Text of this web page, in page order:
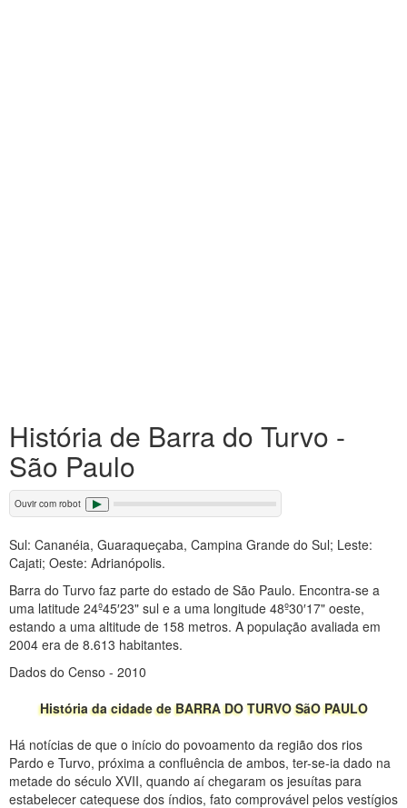
História de Barra do Turvo -
São Paulo
Ouvir com robot
Sul: Cananéia, Guaraqueçaba, Campina Grande do Sul; Leste:
Cajati; Oeste: Adrianópolis.
Barra do Turvo faz parte do estado de São Paulo. Encontra-se a
uma latitude 24º45′23" sul e a uma longitude 48º30′17" oeste,
estando a uma altitude de 158 metros. A população avaliada em
2004 era de 8.613 habitantes.
Dados do Censo - 2010
História da cidade de BARRA DO TURVO SãO PAULO
Há notícias de que o início do povoamento da região dos rios
Pardo e Turvo, próxima a confluência de ambos, ter-se-ia dado na
metade do século XVII, quando aí chegaram os jesuítas para
estabelecer catequese dos índios, fato comprovável pelos vestígios